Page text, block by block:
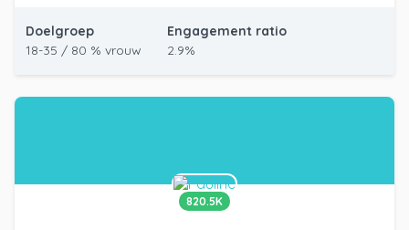
Doelgroep
18-35 / 80 % vrouw
Engagement ratio
2.9%
820.5K